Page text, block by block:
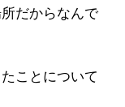
だからなんで
ことについて